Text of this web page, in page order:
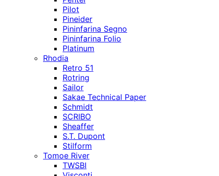
Pilot
Pineider
Pininfarina Segno
Pininfarina Folio
Platinum
Rhodia
Retro 51
Rotring
Sailor
Sakae Technical Paper
Schmidt
SCRIBO
Sheaffer
S.T. Dupont
Stilform
Tomoe River
TWSBI